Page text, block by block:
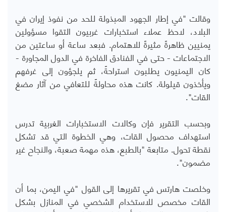
وقالت "في إطار الجهود المبذولة للحد من نفوذ إيران في
البلاد، لاحظ عملاء استخبارات غربيون التقوا مسؤولين
يمنيين ظاهرةً مثيرةً للاهتمام. فبعد ساعة أو ساعتين من
الاجتماعات - حتى في الفنادق الفاخرة في الدول المجاورة -
كان اليمنيون يطلبون استراحةً، ثم يلجؤون إلى غرفهم
ويأخذون قيلولة. كانت هذه محاولةً للتعافي من آثار مضغ
القات".
وبحسب التقرير فإن وكالات الاستخبارات الغربية تدرس
استهداف محصول القات، وهي الخطوة التي قد تشكل
نقطة تحول. متابعة "بالطبع، هذه مهمة صعبة، والنجاح غير
مضمون".
وخلصت هارتس في تقريرها إلى القول "في اليمن، بما أن
القات مخصص للاستخدام الشخصي في المنازل بشكل